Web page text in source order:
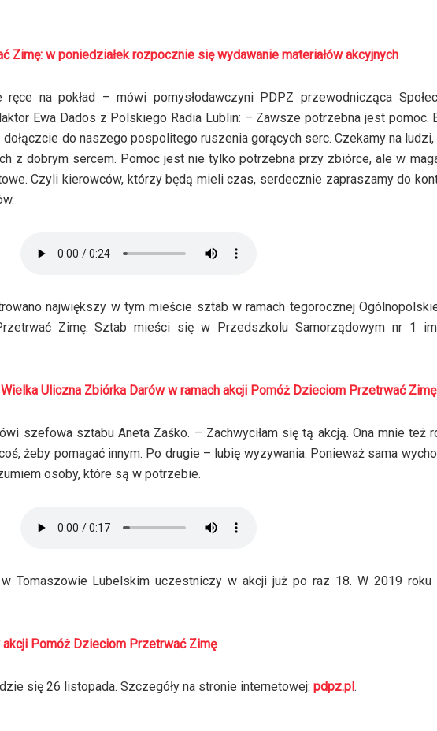
Zimę: w poniedziałek rozpocznie się wydawanie materiałów akcyjnych
na pokład – mówi pomysłodawczyni PDPZ przewodnicząca
Ewa Dados z Polskiego Radia Lublin: – Zawsze potrzebna jest pomoc.
do naszego pospolitego ruszenia gorących serc. Czekamy na
z dobrym sercem. Pomoc jest nie tylko potrzebna przy zbiórce, ale w
Czyli kierowców, którzy będą mieli czas, serdecznie zapraszamy do
największy w tym mieście sztab w ramach tegorocznej
Zimę. Sztab mieści się w Przedszkolu Samorządowym nr 1
Uliczna Zbiórka Darów w ramach akcji Pomóż Dzieciom Przetrwać Zimę
szefowa sztabu Aneta Zaśko. – Zachwyciłam się tą akcją. Ona mnie też
żeby pomagać innym. Po drugie – lubię wyzywania. Ponieważ sama
osoby, które są w potrzebie.
Tomaszowie Lubelskim uczestniczy w akcji już po raz 18. W 2019 roku
Pomóż Dzieciom Przetrwać Zimę
się 26 listopada. Szczegóły na stronie internetowej: pdpz.pl.